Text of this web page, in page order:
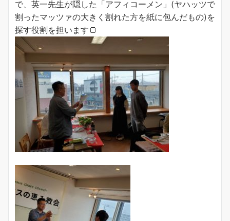
で、英一先生が隠した「アフィコーメン」(ヤハッツで
割ったマッツァの大きく割れた方を紙に包んだもの)を
探す役割を担います🍞